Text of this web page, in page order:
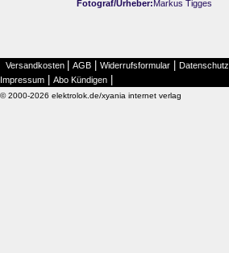
Fotograf/Urheber:Markus Tigges
Versandkosten AGB Widerrufsformular Datenschutz
Impressum Abo Kündigen
© 2000-2026 elektrolok.de/xyania internet verlag